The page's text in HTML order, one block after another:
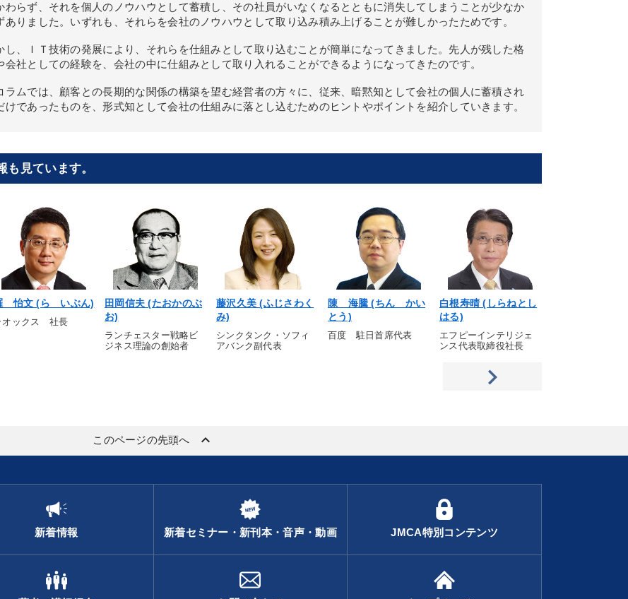
わらず、それを個人のノウハウとして蓄積し、その社員がいなくなるとともに消失してしまうことが少なか
ありました。いずれも、それらを会社のノウハウとして取り込み積み上げることが難しかったためです。
し、ＩＴ技術の発展により、それらを仕組みとして取り込むことが簡単になってきました。先人が残した格
会社としての経験を、会社の中に仕組みとして取り入れることができるようになってきたのです。
ラムでは、顧客との長期的な関係の構築を望む経営者の方々に、従来、暗黙知として会社の個人に蓄積され
けであったものを、形式知として会社の仕組みに落とし込むためのヒントやポイントを紹介していきます。
見ています。
怡文 (ら いぶん)
オックス 社長
田岡信夫 (たおかのぶ
お)
ランチェスター戦略ビ
ジネス理論の創始者
藤沢久美 (ふじさわく
み)
シンクタンク・ソフィ
アバンク副代表
陳 海騰 (ちん かい
とう)
百度 駐日首席代表
白根寿晴 (しらねとし
はる)
エフピーインテリジェ
ンス代表取締役社長
このページの先頭へ keyboard_arrow_up
新着情報 新着セミナー・新刊本・音声・動画 JMCA特別コンテンツ